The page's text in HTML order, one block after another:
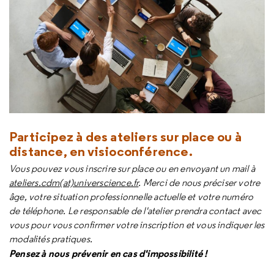
Participez à des ateliers sur place ou à
distance, en visioconférence.
Vous pouvez vous inscrire sur place ou en envoyant un mail à
ateliers.cdm(at)universcience.fr. Merci de nous préciser votre
âge, votre situation professionnelle actuelle et votre numéro
de téléphone. Le responsable de l'atelier prendra contact avec
vous pour vous confirmer votre inscription et vous indiquer les
modalités pratiques.
Pensez à nous prévenir en cas d'impossibilité !